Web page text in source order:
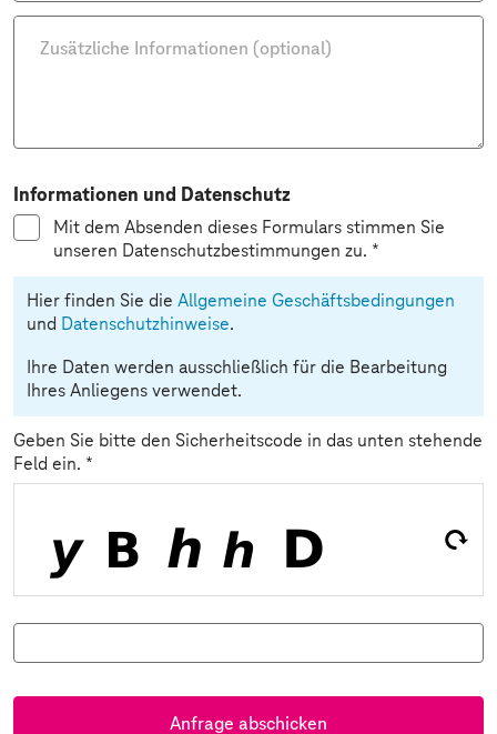
Zusätzliche Informationen (optional)
Informationen und Datenschutz
Mit dem Absenden dieses Formulars stimmen Sie
unseren Datenschutzbestimmungen zu. *
Hier finden Sie die Allgemeine Geschäftsbedingungen
und Datenschutzhinweise.
Ihre Daten werden ausschließlich für die Bearbeitung
Ihres Anliegens verwendet.
Geben Sie bitte den Sicherheitscode in das unten stehende
Feld ein. *
Anfrage abschicken